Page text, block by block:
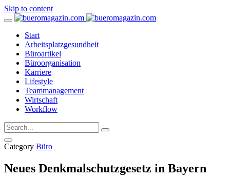
Skip to content
Start
Arbeitsplatzgesundheit
Büroartikel
Büroorganisation
Karriere
Lifestyle
Teammanagement
Wirtschaft
Workflow
Category Büro
Neues Denkmalschutzgesetz in Bayern